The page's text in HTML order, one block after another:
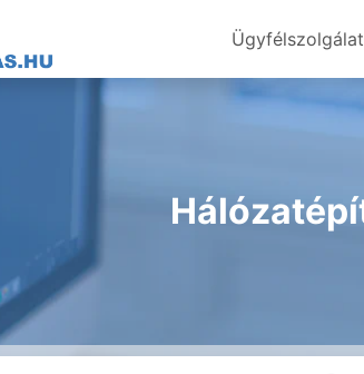
Ügyfélszolgálat